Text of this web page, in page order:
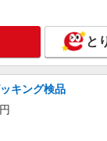
京都千代田区（東京メ
詳
アセンター/
般事務
給273400円 ★交通費
と
キング検品